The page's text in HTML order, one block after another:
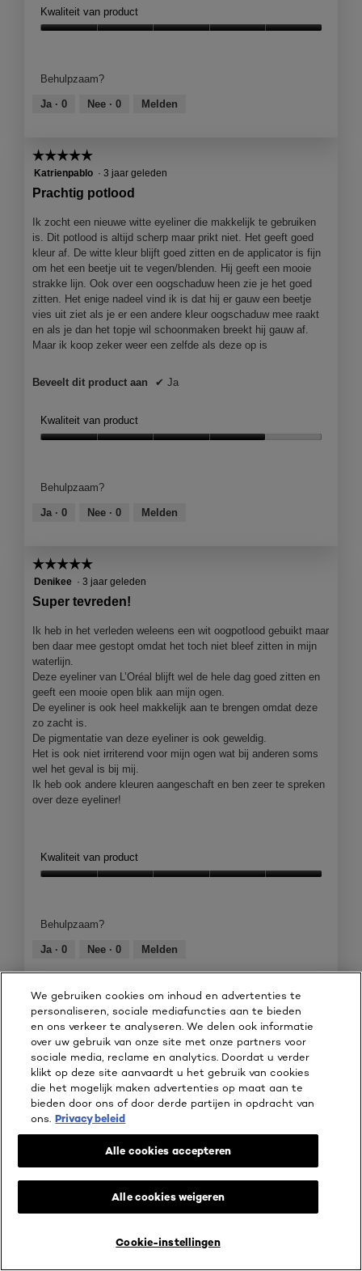
Kwaliteit van product
5
van
Behulpzaam?
Ja · 0 Nee · 0 Melden
☆☆☆☆☆
☆☆☆☆☆
5
sterren.
Katrienpablo · 3 jaar geleden
Prachtig potlood
Ik zocht een nieuwe witte eyeliner die makkelijk te gebruiken
is. Dit potlood is altijd scherp maar prikt niet. Het geeft goed
kleur af. De witte kleur blijft goed zitten en de applicator is fijn
om het een beetje uit te vegen/blenden. Hij geeft een mooie
strakke lijn. Ook over een oogschaduw heen zie je het goed
zitten. Het enige nadeel vind ik is dat hij er gauw een beetje
vies uit ziet als je er een andere kleur oogschaduw mee raakt
en als je dan het topje wil schoonmaken breekt hij gauw af.
Maar ik koop zeker weer een zelfde als deze op is
Beveelt dit product aan ✔ Ja
Kwaliteit van product
4
van
Behulpzaam?
Ja · 0 Nee · 0 Melden
☆☆☆☆☆
☆☆☆☆☆
5
van
sterren.
Denikee · 3 jaar geleden
Super tevreden!
Ik heb in het verleden weleens een wit oogpotlood gebuikt maar
ben daar mee gestopt omdat het toch niet bleef zitten in mijn
waterlijn.
Deze eyeliner van L’Oréal blijft wel de hele dag goed zitten en
geeft een mooie open blik aan mijn ogen.
De eyeliner is ook heel makkelijk aan te brengen omdat deze
zo zacht is.
De pigmentatie van deze eyeliner is ook geweldig.
Het is ook niet irriterend voor mijn ogen wat bij anderen soms
wel het geval is bij mij.
Ik heb ook andere kleuren aangeschaft en ben zeer te spreken
over deze eyeliner!
Kwaliteit van product
5
van
Behulpzaam?
Ja · 0 Nee · 0 Melden
☆☆☆☆☆
☆☆☆☆☆
5
van
5
sterren.
3 jaar geleden
Mooie frisse blik, blijft goed zitten
Ik ben erg enthousiast! Het is goed aan te brengen en geeft
een frisse blik. In het begin vond ik het wit wel erg wit, maar
door het met de achterkant iets uit te vegen, geeft het een
zachter effect. Of je nu gaat sporten, gaat stappen of dat het
Ik heb wel even op internet opgezocht hoe en waar je hem het
beste kunt aanbrengen en dat heeft wel geholpen voor het
Er product bevat een potloodje, een sponsje en een
puntenslijper. Ik zal hem zeker aanraden!
Beveelt dit product aan ✔ Ja
LIVE TRY ON
We gebruiken cookies om inhoud en advertenties te
personaliseren, sociale mediafuncties aan te bieden
en ons verkeer te analyseren. We delen ook informatie
over uw gebruik van onze site met onze partners voor
sociale media, reclame en analytics. Doordat u verder
klikt op deze site aanvaardt u het gebruik van cookies
die het mogelijk maken advertenties op maat aan te
bieden door ons of door derde partijen in opdracht van
ons. Privacy beleid
Cookie-instellingen
Alle cookies weigeren
Alle cookies accepteren